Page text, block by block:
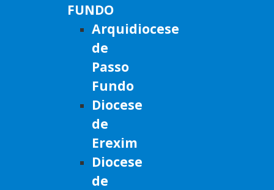
FUNDO
Arquidiocese
de
Passo
Fundo
Diocese
de
Erexim
Diocese
de